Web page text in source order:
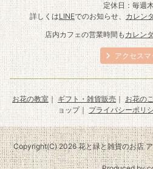
定休日：毎週
詳しくはLINEでのお知らせ、 カレン
店内カフェの営業時間も カレン
アクセスマ
お花の教室｜ギフト・雑貨販売｜お花の
ョップ｜プライバシーポリ
Copyright(C) 2026 花と緑と雑貨のお店